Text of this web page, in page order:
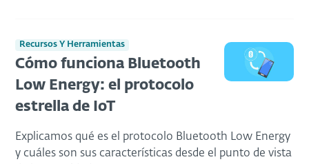
Recursos Y Herramientas
Cómo funciona Bluetooth
Low Energy: el protocolo
estrella de IoT
Explicamos qué es el protocolo Bluetooth Low Energy
y cuáles son sus características desde el punto de vista